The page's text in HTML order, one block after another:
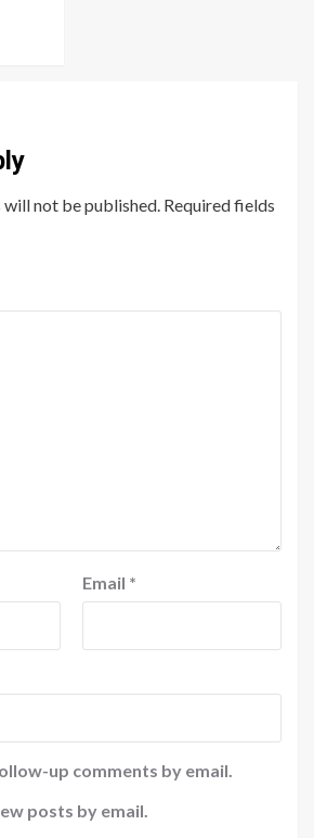
will not be published. Required fields
Email *
up comments by email.
posts by email.